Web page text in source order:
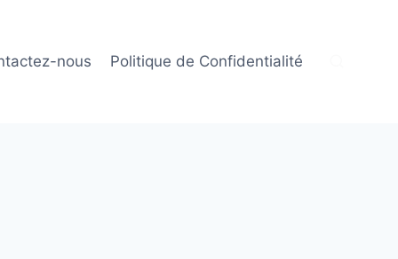
nous Politique de Confidentialité